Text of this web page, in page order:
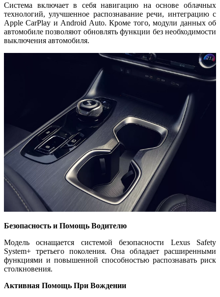
Система включает в себя навигацию на основе облачных
технологий, улучшенное распознавание речи, интеграцию с
Apple CarPlay и Android Auto. Кроме того, модули данных об
автомобиле позволяют обновлять функции без необходимости
выключения автомобиля.
Безопасность и Помощь Водителю
Модель оснащается системой безопасности Lexus Safety
System+ третьего поколения. Она обладает расширенными
функциями и повышенной способностью распознавать риск
столкновения.
Активная Помощь При Вождении